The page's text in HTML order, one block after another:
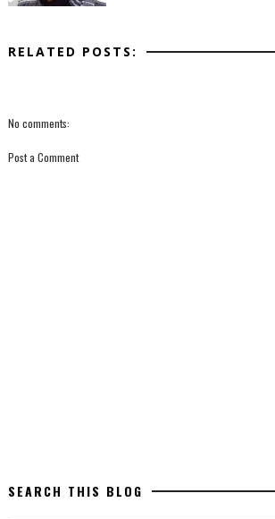
RELATED POSTS:
No comments:
Post a Comment
SEARCH THIS BLOG